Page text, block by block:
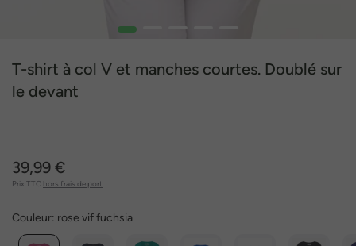
1
T-shirt à col V et manches courtes. Doublé sur
le devant
39,99 €
Prix TTC hors frais de port
Couleur: rose vif fuchsia